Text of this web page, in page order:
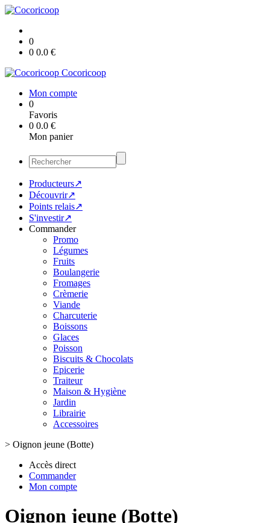
0
0 0.0 €
Cocoricoop
Mon compte
0
Favoris
0 0.0 €
Mon panier
Producteurs↗
Découvrir↗
Points relais↗
S'investir↗
Commander
Promo
Légumes
Fruits
Boulangerie
Fromages
Crèmerie
Viande
Charcuterie
Boissons
Glaces
Poisson
Biscuits & Chocolats
Epicerie
Traiteur
Maison & Hygiène
Jardin
Librairie
Accessoires
> Oignon jeune (Botte)
Accès direct
Commander
Mon compte
Oignon jeune (Botte)